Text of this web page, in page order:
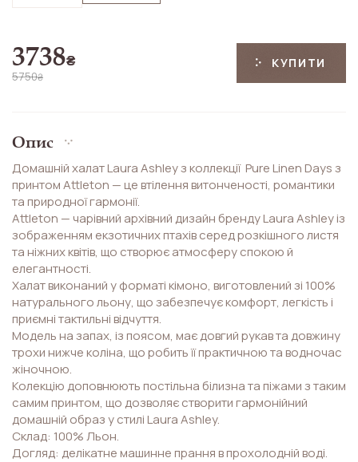
3738₴
5750₴
КУПИТИ
Опис
Домашній халат Laura Ashley з коллекції Pure Linen Days з
принтом Attleton — це втілення витонченості, романтики
та природної гармонії.
Attleton — чарівний архівний дизайн бренду Laura Ashley із
зображенням екзотичних птахів серед розкішного листя
та ніжних квітів, що створює атмосферу спокою й
елегантності.
Халат виконаний у форматі кімоно, виготовлений зі 100%
натурального льону, що забезпечує комфорт, легкість і
приємні тактильні відчуття.
Модель на запах, із поясом, має довгий рукав та довжину
трохи нижче коліна, що робить її практичною та водночас
жіночною.
Колекцію доповнюють постільна білизна та піжами з таким
самим принтом, що дозволяє створити гармонійний
домашній образ у стилі Laura Ashley.
Склад: 100% Льон.
Догляд: делікатне машинне прання в прохолодній воді.